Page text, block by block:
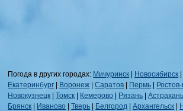
Погода в других городах: Мичуринск | Новосибирск |
Екатеринбург | Воронеж |Саратов | Пермь |
Новокузнецк |Томск | Кемерово | Рязань |Астрахань
Брянск | Иваново |Тверь | Белгород |Архангельск |